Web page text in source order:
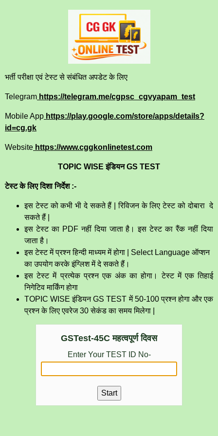
भर्ती परीक्षा एवं टेस्ट से संबंधित अपडेट के लिए
Telegram https://telegram.me/cgpsc_cgvyapam_test
Mobile App https://play.google.com/store/apps/details?
id=cg.gk
Website https://www.cggkonlinetest.com
TOPIC WISE इंडियन GS TEST
टेस्ट के लिए दिशा निर्देश :-
इस टेस्ट को कभी भी दे सकते हैं | रिविजन के लिए टेस्ट को दोबारा दे
सकते हैं |
इस टेस्ट का PDF नहीं दिया जाता है। इस टेस्ट का रैंक नहीं दिया
जाता है।
इस टेस्ट में प्रश्न हिन्दी माध्यम में होगा | Select Language ऑप्शन
का उपयोग करके इंग्लिश में दे सकते हैं।
इस टेस्ट में प्रत्येक प्रश्न एक अंक का होगा। टेस्ट में एक तिहाई
निगेटिव मार्किंग होगा
TOPIC WISE इंडियन GS TEST में 50-100 प्रश्न होगा और एक
प्रश्न के लिए एवरेज 30 सेकंड का समय मिलेगा |
GSTest-45C महत्वपूर्ण दिवस
Enter Your TEST ID No-